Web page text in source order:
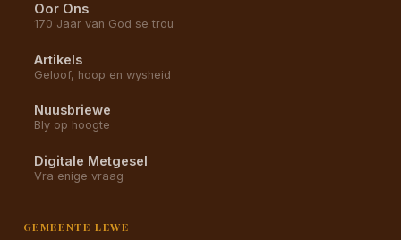
Oor Ons
170 Jaar van God se trou
Artikels
Geloof, hoop en wysheid
Nuusbriewe
Bly op hoogte
Digitale Metgesel
Vra enige vraag
GEMEENTE LEWE